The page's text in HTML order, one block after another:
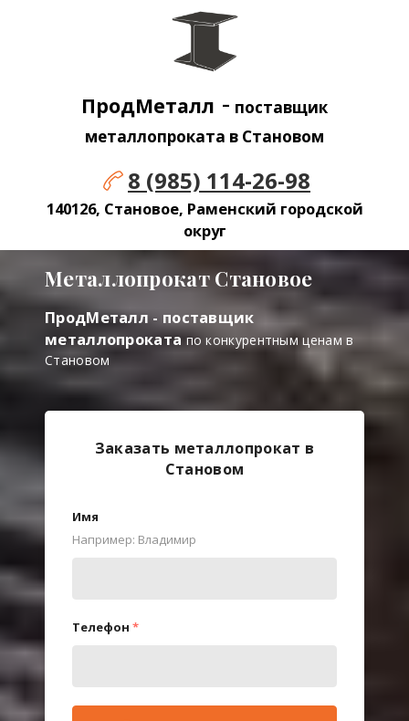
ПродМеталл - поставщик
металлопроката в Становом
8 (985) 114-26-98
140126, Становое, Раменский городской
округ
Металлопрокат Становое
ПродМеталл - поставщик
металлопроката по конкурентным ценам в
Становом
Заказать металлопрокат в
Становом
Имя
Например: Владимир
Телефон *